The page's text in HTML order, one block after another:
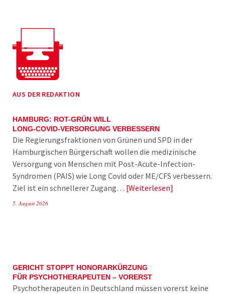
AUS DER REDAKTION
HAMBURG: ROT-GRÜN WILL
LONG-COVID-VERSORGUNG VERBESSERN
Die Regierungsfraktionen von Grünen und SPD in der
Hamburgischen Bürgerschaft wollen die medizinische
Versorgung von Menschen mit Post-Acute-Infection-
Syndromen (PAIS) wie Long Covid oder ME/CFS verbessern.
Ziel ist ein schnellerer Zugang… Weiterlesen
5. August 2026
GERICHT STOPPT HONORARKÜRZUNG
FÜR PSYCHOTHERAPEUTEN – VORERST
Psychotherapeuten in Deutschland müssen vorerst keine